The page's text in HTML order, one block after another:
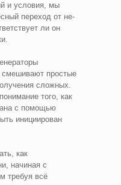
и условия, мы
переход от не-
ли он
смешивают простые
сложных.
того, как
с помощью
инициирован
как
начиная с
требуя всё